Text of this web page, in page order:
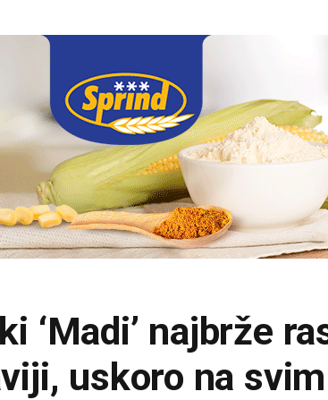
‘Madi’ najbrže
uskoro na